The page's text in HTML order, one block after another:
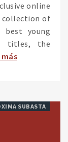
online
collection of
best young
titles, the
más
SUBASTA